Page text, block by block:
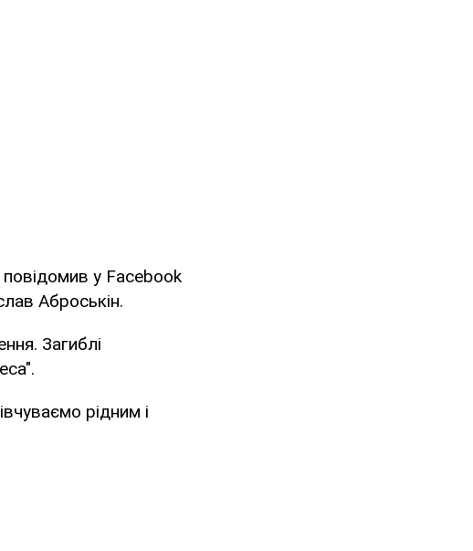
у Facebook
Аброськін.
Загиблі
рідним і